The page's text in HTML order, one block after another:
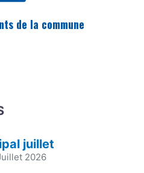
de la commune
juillet
2026